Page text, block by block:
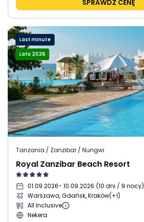
SPRAWDŹ CENĘ
Last minute
Lato 2026
Tanzania / Zanzibar / Nungwi
Royal Zanzibar Beach Resort
01.09.2026- 10.09.2026 (10 dni / 9 nocy)
Warszawa, Gdańsk, Kraków(+1)
All Inclusive
Nekera